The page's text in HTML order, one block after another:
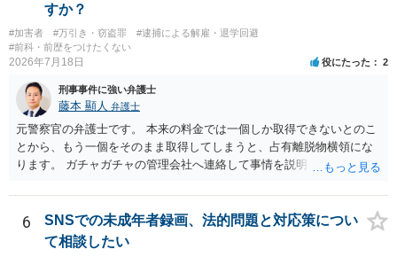
すか？
#加害者 #万引き・窃盗罪
#逮捕による解雇・退学回避
#前科・前歴をつけたくない
2026年7月18日 役にたった 2
刑事事件に強い弁護士
藤本 顯人 弁護士
元警察官の弁護士です。 本来の料金では一個しか取得できないとのこ
とから、もう一個をそのまま取得してしまうと、占有離脱物横領にな
ります。 ガチャガチャの管理会社へ連絡して事情を説明して一個返還
あるいは管理会社がお金は不要かつ返還不要との申し出があれば取得
しても問題ありません。
6
SNSでの未成年者録画、法的問題と対応策につい
て相談したい